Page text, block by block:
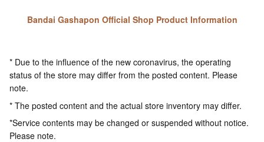
Bandai Gashapon Official Shop Product Information
* Due to the influence of the new coronavirus, the operating
status of the store may differ from the posted content. Please
note.
* The posted content and the actual store inventory may differ.
*Service contents may be changed or suspended without notice.
Please note.